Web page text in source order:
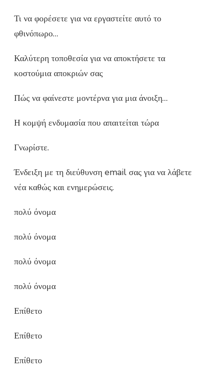
Τι να φορέσετε για να εργαστείτε αυτό το
φθινόπωρο…
Καλύτερη τοποθεσία για να αποκτήσετε τα
κοστούμια αποκριών σας
Πώς να φαίνεστε μοντέρνα για μια άνοιξη…
Η κομψή ενδυμασία που απαιτείται τώρα
Γνωρίστε.
Ένδειξη με τη διεύθυνση email σας για να λάβετε
νέα καθώς και ενημερώσεις.
πολύ όνομα
πολύ όνομα
πολύ όνομα
πολύ όνομα
Επίθετο
Επίθετο
Επίθετο